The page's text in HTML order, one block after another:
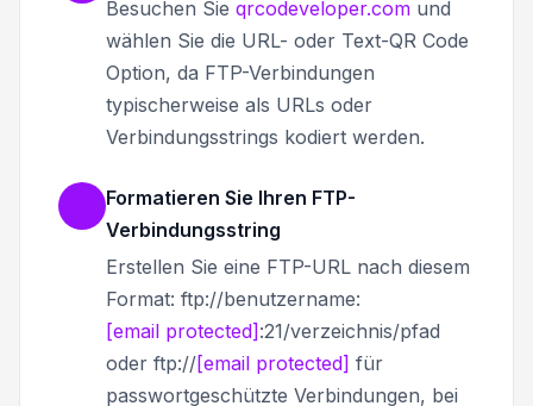
Besuchen Sie qrcodeveloper.com und
wählen Sie die URL- oder Text-QR Code
Option, da FTP-Verbindungen
typischerweise als URLs oder
Verbindungsstrings kodiert werden.
Formatieren Sie Ihren FTP-
Verbindungsstring
Erstellen Sie eine FTP-URL nach diesem
Format: ftp://benutzername:
[email protected] :21/verzeichnis/pfad
oder ftp://[email protected] für
passwortgeschützte Verbindungen, bei